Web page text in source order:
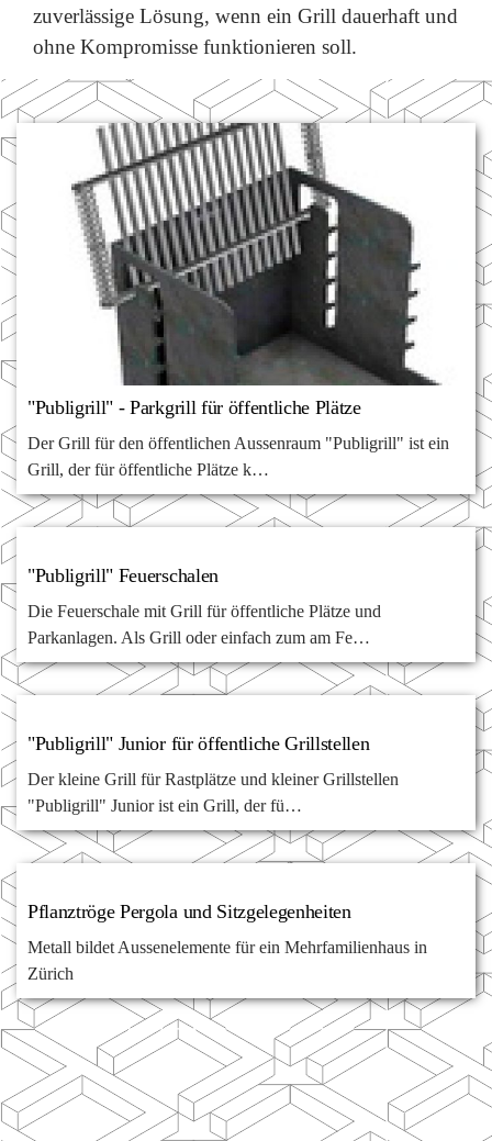
zuverlässige Lösung, wenn ein Grill dauerhaft und
ohne Kompromisse funktionieren soll.
"Publigrill" - Parkgrill für öffentliche Plätze
Der Grill für den öffentlichen Aussenraum "Publigrill" ist ein
Grill, der für öffentliche Plätze k…
"Publigrill" Feuerschalen
Die Feuerschale mit Grill für öffentliche Plätze und
Parkanlagen. Als Grill oder einfach zum am Fe…
"Publigrill" Junior für öffentliche Grillstellen
Der kleine Grill für Rastplätze und kleiner Grillstellen
"Publigrill" Junior ist ein Grill, der fü…
Pflanztröge Pergola und Sitzgelegenheiten
Metall bildet Aussenelemente für ein Mehrfamilienhaus in
Zürich